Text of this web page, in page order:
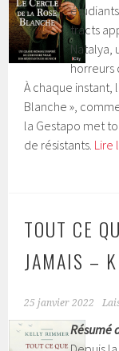
tracts
Natalya,
horreurs
À chaque instant,
Blanche »,
la Gestapo met
de résistants. Lire
TOUT CE
JAMAIS –
25 janvier 2022
Résumé